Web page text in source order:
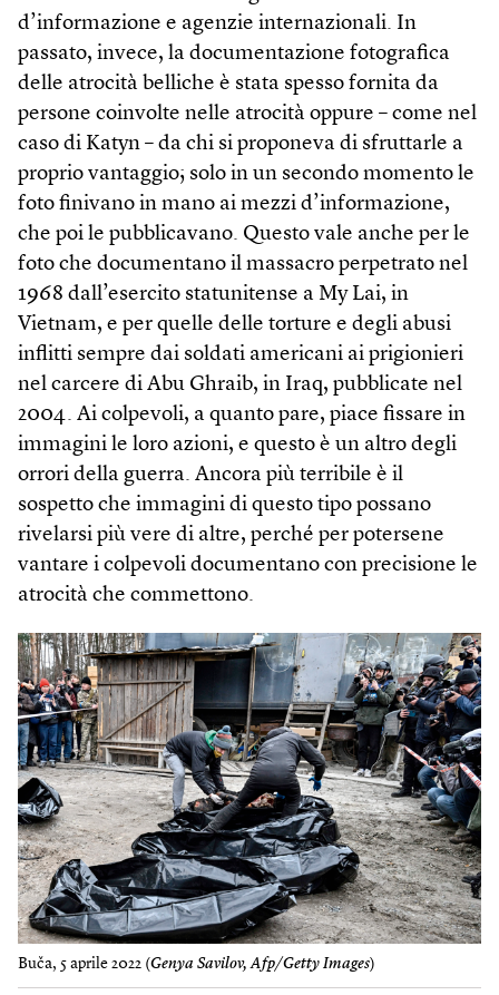
d’informazione e agenzie internazionali. In
passato, invece, la documentazione fotografica
delle atrocità belliche è stata spesso fornita da
persone coinvolte nelle atrocità oppure – come nel
caso di Katyn – da chi si proponeva di sfruttarle a
proprio vantaggio; solo in un secondo momento le
foto finivano in mano ai mezzi d’informazione,
che poi le pubblicavano. Questo vale anche per le
foto che documentano il massacro perpetrato nel
1968 dall’esercito statunitense a My Lai, in
Vietnam, e per quelle delle torture e degli abusi
inflitti sempre dai soldati americani ai prigionieri
nel carcere di Abu Ghraib, in Iraq, pubblicate nel
2004. Ai colpevoli, a quanto pare, piace fissare in
immagini le loro azioni, e questo è un altro degli
orrori della guerra. Ancora più terribile è il
sospetto che immagini di questo tipo possano
rivelarsi più vere di altre, perché per potersene
vantare i colpevoli documentano con precisione le
atrocità che commettono.
Buča, 5 aprile 2022 (Genya Savilov, Afp/Getty Images)